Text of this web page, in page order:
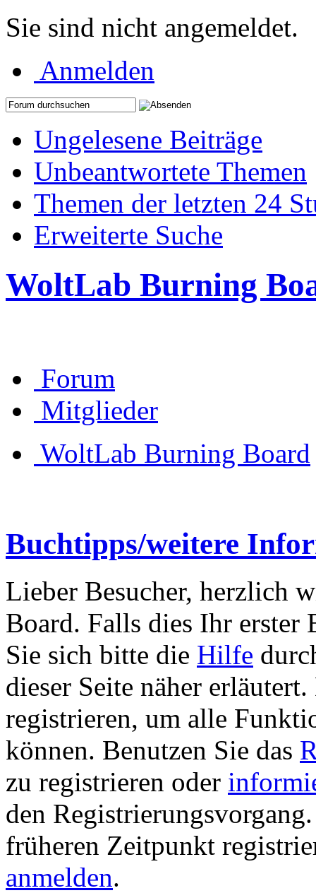
Sie sind nicht angemeldet.
Anmelden
Ungelesene Beiträge
Unbeantwortete Themen
Themen der letzten 24
Erweiterte Suche
WoltLab Burning
Forum
Mitglieder
WoltLab Burning Board
Buchtipps/weitere
Lieber Besucher, herzlich
Board. Falls dies Ihr erster
Sie sich bitte die Hilfe
dieser Seite näher
registrieren, um alle
können. Benutzen Sie das
zu registrieren oder
den
früheren Zeitpunkt
anmelden.